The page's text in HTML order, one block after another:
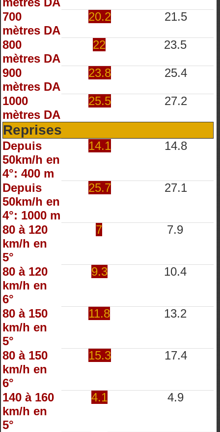
700
mètres DA
20.2 21.5
800
mètres DA
22 23.5
900
mètres DA
23.8 25.4
1000
mètres DA
25.5 27.2
Reprises
Depuis
50km/h en
4°: 400 m
14.1 14.8
Depuis
50km/h en
4°: 1000 m
25.7 27.1
80 à 120
km/h en
5°
7 7.9
80 à 120
km/h en
6°
9.3 10.4
80 à 150
km/h en
5°
11.8 13.2
80 à 150
km/h en
6°
15.3 17.4
140 à 160
km/h en
5°
4.1 4.9